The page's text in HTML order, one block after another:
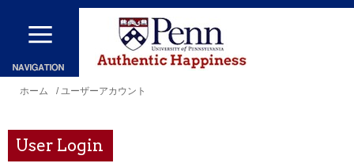
メ
ン
コ
ン
現
地
ホーム / ユーザーアカウント
User Login